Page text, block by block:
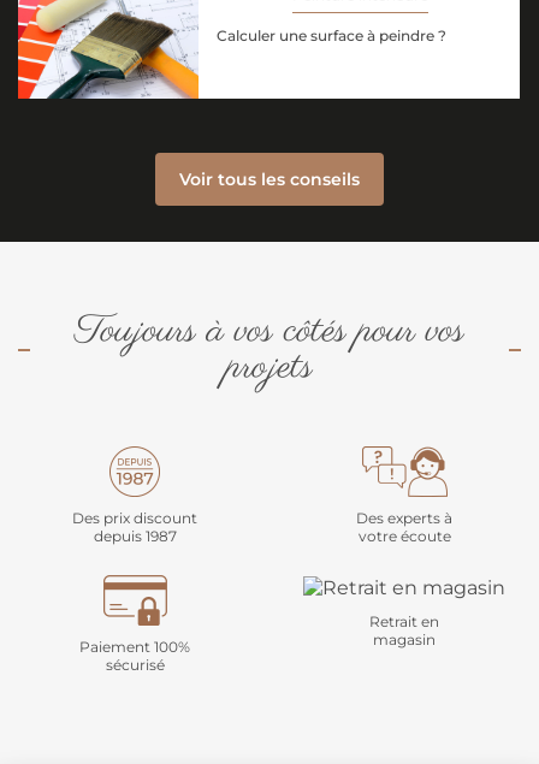
Calculer une surface à peindre ?
Voir tous les conseils
Toujours à vos côtés pour vos
projets
Des prix discount
depuis 1987
Des experts à
votre écoute
Paiement 100%
sécurisé
Retrait en
magasin